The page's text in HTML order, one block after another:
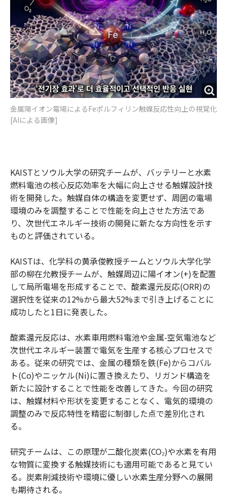
金属陽イオン電場によるFeポルフィリン触媒反応性向上の視覚化
[AIによる画像]
KAISTとソウル大学の研究チームが、バッテリーと水素
燃料電池の核心反応効率を大幅に向上させる触媒設計技
術を開発した。触媒自体の構造を変更せず、周囲の電場
環境のみを調整することで性能を向上させた方法であ
り、次世代エネルギー技術の開発に新たな方向性を示す
ものと評価されている。
KAISTは、化学科の黄承俊教授チームとソウル大学化学
部の柳在允教授チームが、触媒周辺に陽イオン(+)を配置
して局所電場を形成することで、酸素還元反応(ORR)の
選択性を従来の12%から最大52%まで引き上げることに
成功したと1日に発表した。
酸素還元反応は、水素車用燃料電池や金属-空気電池など
次世代エネルギー装置で電気を生産する核心プロセスで
ある。従来の研究では、金属の種類を鉄(Fe)からコバル
ト(Co)やニッケル(Ni)に置き換えたり、リガンド構造を
新たに設計することで性能を改善してきた。今回の研究
は、触媒材料や形状を変更することなく、電気的環境の
調整のみで反応特性を精密に制御した点で差別化され
る。
研究チームは、この原理が二酸化炭素(CO₂)や水素を有用
な物質に変換する触媒技術にも適用可能であると見てい
る。炭素削減技術や環境に優しい水素生産分野への展開
も期待される。